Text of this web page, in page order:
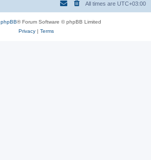
All times are UTC+03:00
phpBB® Forum Software © phpBB Limited
Privacy| Terms